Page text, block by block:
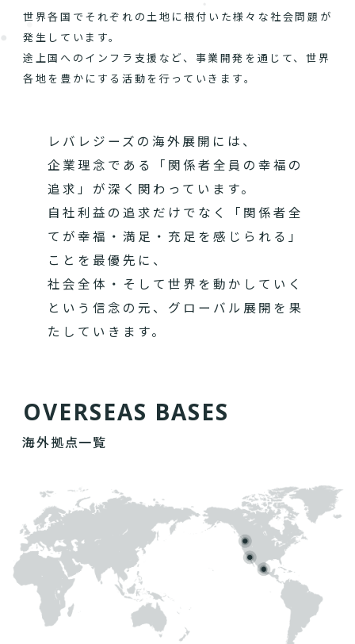
世界各国でそれぞれの土地に根付いた様々な社会問題が
発生しています。
途上国へのインフラ支援など、事業開発を通じて、世界
各地を豊かにする活動を行っていきます。
レバレジーズの海外展開には、
企業理念である「関係者全員の幸福の
追求」が深く関わっています。
自社利益の追求だけでなく「関係者全
てが幸福・満足・充足を感じられる」
ことを最優先に、
社会全体・そして世界を動かしていく
という信念の元、グローバル展開を果
たしていきます。
OVERSEAS BASES
海外拠点一覧